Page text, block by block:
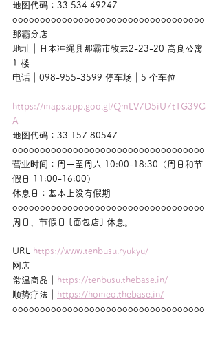
地图代码：33 534 49247
ooooooooooooooooooooooooooooooooooo
那霸分店
地址｜日本冲绳县那霸市牧志2-23-20 高良公寓
1 楼
电话｜098-955-3599 停车场｜5 个车位
https://maps.app.goo.gl/QmLV7D5iU7tTG39C
A
地图代码：33 157 80547
ooooooooooooooooooooooooooooooooooo
营业时间：周一至周六 10:00-18:30（周日和节
假日 11:00-16:00）
休息日：基本上没有假期
ooooooooooooooooooooooooooooooooooo
周日、节假日 [面包店] 休息。
URL
https://www.tenbusu.ryukyu/
网店
常温商品｜
https://tenbusu.thebase.in/
顺势疗法｜
https://homeo.thebase.in/
ooooooooooooooooooooooooooooooooooo